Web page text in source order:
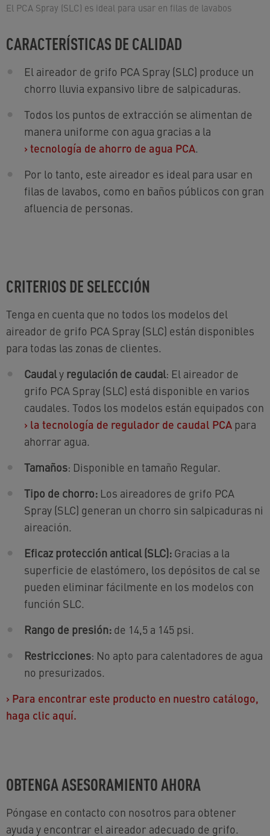
El PCA Spray (SLC) es ideal para usar en filas de lavabos
CARACTERÍSTICAS DE CALIDAD
El aireador de grifo PCA Spray (SLC) produce un
chorro lluvia expansivo libre de salpicaduras.
Todos los puntos de extracción se alimentan de
manera uniforme con agua gracias a la
› tecnología de ahorro de agua PCA.
Por lo tanto, este aireador es ideal para usar en
filas de lavabos, como en baños públicos con gran
afluencia de personas.
CRITERIOS DE SELECCIÓN
Tenga en cuenta que no todos los modelos del
aireador de grifo PCA Spray (SLC) están disponibles
para todas las zonas de clientes.
Caudaly regulación de caudal: El aireador de
grifo PCA Spray (SLC) está disponible en varios
caudales. Todos los modelos están equipados con
› la tecnología de regulador de caudal PCA para
ahorrar agua.
Tamaños: Disponible en tamaño Regular.
Tipo de chorro: Los aireadores de grifo PCA
Spray (SLC) generan un chorro sin salpicaduras ni
aireación.
Eficaz protección antical (SLC): Gracias a la
superficie de elastómero, los depósitos de cal se
pueden eliminar fácilmente en los modelos con
función SLC.
Rango de presión: de 14,5 a 145 psi.
Restricciones: No apto para calentadores de agua
no presurizados.
› Para encontrar este producto en nuestro catálogo,
haga clic aquí.
OBTENGA ASESORAMIENTO AHORA
Póngase en contacto con nosotros para obtener
ayuda y encontrar el aireador adecuado de grifo.